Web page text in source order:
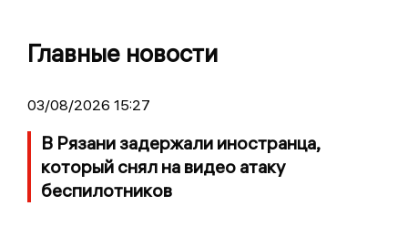
Главные новости
03/08/2026 15:27
В Рязани задержали иностранца,
который снял на видео атаку
беспилотников